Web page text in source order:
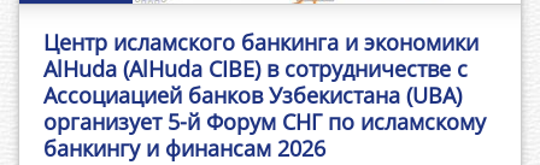
Центр исламского банкинга и экономики
AlHuda (AlHuda CIBE) в сотрудничестве с
Ассоциацией банков Узбекистана (UBA)
организует 5-й Форум СНГ по исламскому
банкингу и финансам 2026